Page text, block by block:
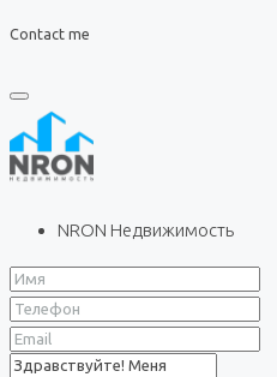
Contact me
NRON Недвижимость